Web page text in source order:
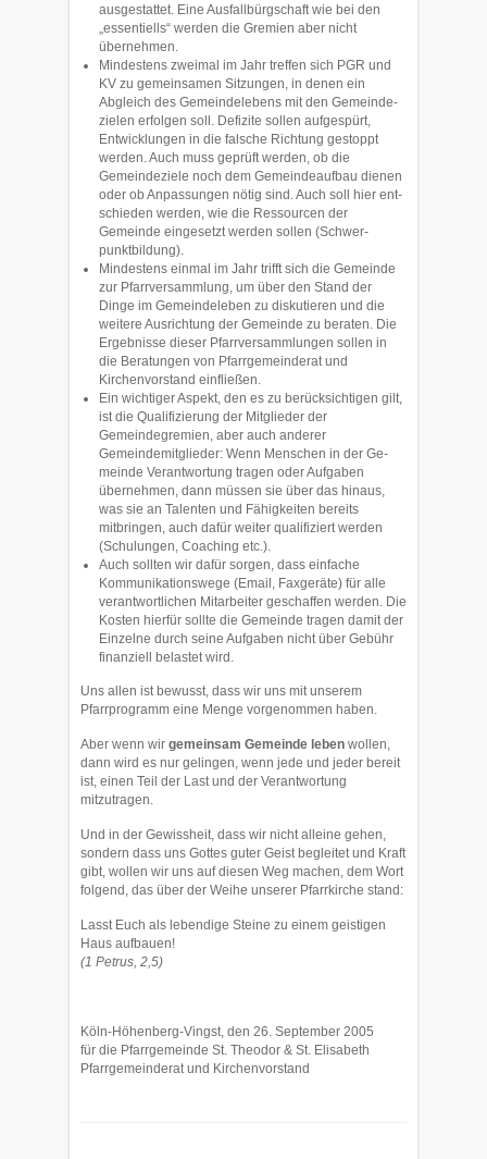
ausgestattet. Eine Ausfallbürgschaft wie bei den
„essentiells“ wer­den die Gremien aber nicht
übernehmen.
Mindestens zweimal im Jahr treffen sich PGR und
KV zu gemein­samen Sit­zun­gen, in denen ein
Abgleich des Gemeindelebens mit den Gemeinde­
zielen er­fol­gen soll. Defizite sollen aufgespürt,
Entwicklungen in die falsche Richtung ge­stoppt
werden. Auch muss geprüft werden, ob die
Gemeinde­ziele noch dem Gemein­deaufbau dienen
oder ob Anpassungen nötig sind. Auch soll hier ent­
schieden werden, wie die Ressourcen der
Gemeinde ein­gesetzt werden sollen (Schwer­
punktbildung).
Mindestens einmal im Jahr trifft sich die Gemeinde
zur Pfarrver­sammlung, um über den Stand der
Dinge im Gemeindeleben zu diskutie­ren und die
weitere Ausrichtung der Gemeinde zu bera­ten. Die
Ergebnisse dieser Pfarrversammlun­gen sollen in
die Be­ratun­gen von Pfarrgemeinderat und
Kirchenvor­stand einfließen.
Ein wichtiger Aspekt, den es zu berücksichtigen gilt,
ist die Qualifizierung der Mit­glieder der
Gemeindegremien, aber auch anderer
Gemeindemitglie­der: Wenn Menschen in der Ge­
meinde Verantwortung tragen oder Aufga­ben
übernehmen, dann müssen sie über das hinaus,
was sie an Talenten und Fähigkeiten bereits
mitbringen, auch dafür weiter qualifiziert werden
(Schu­lungen, Coaching etc.).
Auch sollten wir dafür sorgen, dass ein­fache
Kommunikati­ons­wege (Email, Faxgeräte) für alle
verantwortli­chen Mitarbeiter ge­schaffen werden. Die
Kosten hierfür sollte die Gemeinde tragen damit der
Einzelne durch seine Aufgaben nicht über Gebühr
finanziell belastet wird.
Uns allen ist bewusst, dass wir uns mit unserem
Pfarrprogramm eine Menge vorgenom­men haben.
Aber wenn wir gemeinsam Gemeinde leben wollen,
dann wird es nur gelin­gen, wenn jede und jeder bereit
ist, einen Teil der Last und der Verantwortung
mitzutragen.
Und in der Gewissheit, dass wir nicht alleine gehen,
sondern dass uns Gottes guter Geist begleitet und Kraft
gibt, wollen wir uns auf diesen Weg machen, dem Wort
folgend, das über der Weihe unserer Pfarrkirche stand:
Lasst Euch als lebendige Steine zu einem geistigen
Haus aufbauen!
(1 Petrus, 2,5)
Köln-Höhenberg-Vingst, den 26. September 2005
für die Pfarrgemeinde St. Theodor & St. Elisabeth
Pfarrgemeinderat und Kirchenvorstand